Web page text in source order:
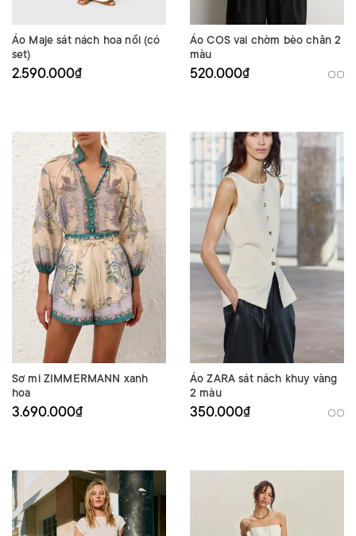
Áo Maje sát nách hoa nổi (có
set)
2.590.000₫
Áo COS vai chờm bèo chân 2
màu
520.000₫
Sơ mi ZIMMERMANN xanh
hoa
3.690.000₫
Áo ZARA sát nách khuy vàng
2 màu
350.000₫